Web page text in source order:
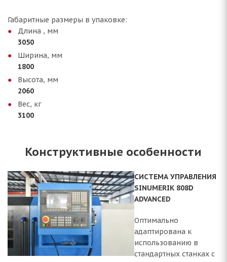
Габаритные размеры в упаковке:
Длина , мм
3050
Ширина, мм
1800
Высота, мм
2060
Вес, кг
3100
Конструктивные особенности
СИСТЕМА УПРАВЛЕНИЯ
SINUMERIK 808D
ADVANCED
Оптимально
адаптирована к
использованию в
стандартных станках с